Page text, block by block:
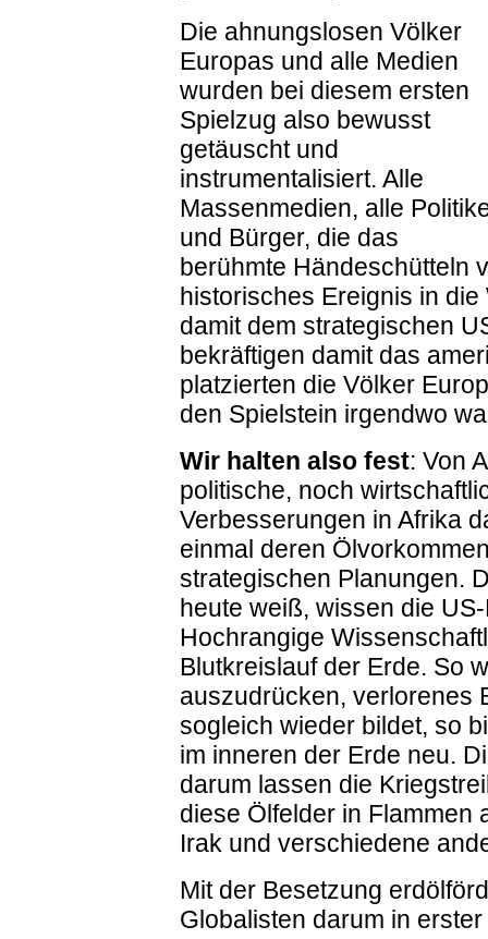
Die ahnungslosen Völker
Europas und alle Medien
wurden bei diesem ersten
Spielzug also bewusst
getäuscht und
instrumentalisiert. Alle
Massenmedien, alle
und Bürger, die das
berühmte Händeschütteln
historisches Ereignis in
damit dem strategischen
bekräftigen damit das
platzierten die Völker
den Spielstein irgendwo
Wir halten also fest: Von
politische, noch
Verbesserungen in Afrika
einmal deren
strategischen Planungen.
heute weiß, wissen die
Hochrangige
Blutkreislauf der Erde. So
auszudrücken, verlorenes
sogleich wieder bildet, so
im inneren der Erde neu.
darum lassen die
diese Ölfelder in Flammen
Irak und verschiedene
Mit der Besetzung
Globalisten darum in